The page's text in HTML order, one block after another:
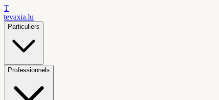
T
tevaxia.lu
Particuliers
Professionnels